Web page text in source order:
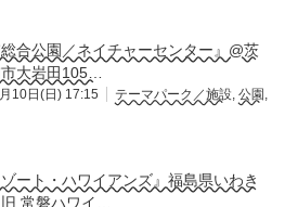
総合公園／ネイチャーセンター』@茨
大岩田105…
10日(日) 17:15 テーマパーク／施設, 公園 ,
ゾート・ハワイアンズ』福島県いわき
常磐ハワイ…